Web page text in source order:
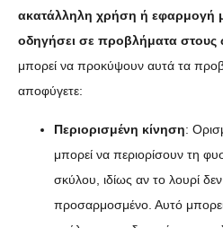
ακατάλληλη χρήση ή εφαρμογή
οδηγήσει σε προβλήματα στους
μπορεί να προκύψουν αυτά τα
αποφύγετε:
Περιορισμένη κίνηση:
μπορεί να περιορίσουν τη
σκύλου, ιδίως αν το λουρί
προσαρμοσμένο. Αυτό